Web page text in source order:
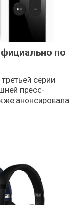
по
серии
пресс-
анонсировала